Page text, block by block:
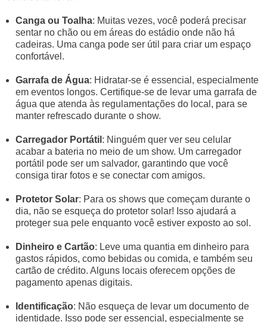
Canga ou Toalha: Muitas vezes, você poderá precisar
sentar no chão ou em áreas do estádio onde não há
cadeiras. Uma canga pode ser útil para criar um espaço
confortável.
Garrafa de Água: Hidratar-se é essencial, especialmente
em eventos longos. Certifique-se de levar uma garrafa de
água que atenda às regulamentações do local, para se
manter refrescado durante o show.
Carregador Portátil : Ninguém quer ver seu celular
acabar a bateria no meio de um show. Um carregador
portátil pode ser um salvador, garantindo que você
consiga tirar fotos e se conectar com amigos.
Protetor Solar: Para os shows que começam durante o
dia, não se esqueça do protetor solar! Isso ajudará a
proteger sua pele enquanto você estiver exposto ao sol.
Dinheiro e Cartão: Leve uma quantia em dinheiro para
gastos rápidos, como bebidas ou comida, e também seu
cartão de crédito. Alguns locais oferecem opções de
pagamento apenas digitais.
Identificação: Não esqueça de levar um documento de
identidade. Isso pode ser essencial, especialmente se